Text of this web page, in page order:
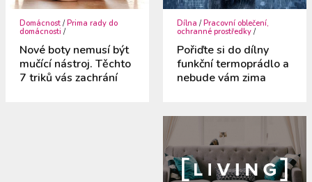
Domácnost / Prima rady do
domácnosti /
Nové boty nemusí být
mučící nástroj. Těchto
7 triků vás zachrání
Dílna / Pracovní oblečení,
ochranné prostředky /
Pořiďte si do dílny
funkční termoprádlo a
nebude vám zima